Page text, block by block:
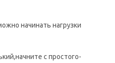
начинать нагрузки
с простого-